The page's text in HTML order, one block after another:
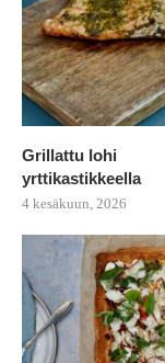
Grillattu lohi
yrttikastikkeella
4 kesäkuun, 2026